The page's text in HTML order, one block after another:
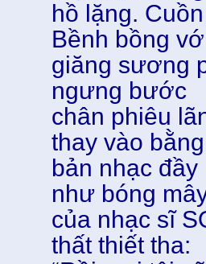
hồ lặng.
Bềnh bồng
giăng sương
ngưng bước
chân phiêu
thay vào bằng
bản nhạc đầy
như bóng
của nhạc sĩ
thất thiết tha: